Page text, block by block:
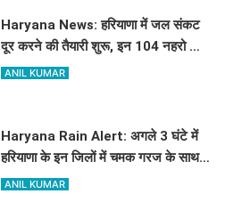
Haryana News: हरियाणा में जल संकट
दूर करने की तैयारी शुरू, इन 104 नहरो का
होगा पुनर्वास
ANIL KUMAR
Haryana Rain Alert: अगले 3 घंटे में
हरियाणा के इन जिलों में चमक गरज के साथ
होगी बारिश, देखिए ताजा अलर्ट
ANIL KUMAR